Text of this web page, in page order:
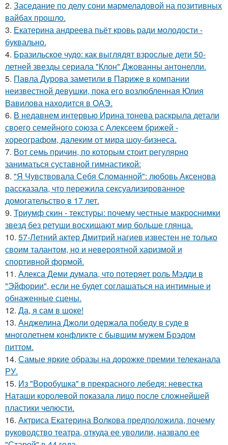
2. Заседание по делу сони мармеладовой на позитивных
вайбах прошло.
3. Екатерина андреева пьёт кровь ради молодости -
буквально.
4. Бразильское чудо: как выглядят взрослые дети 50-
летней звезды сериала "Клон" Джованны антонелли.
5. Павла Дурова заметили в Париже в компании
неизвестной девушки, пока его возлюбленная Юлия
Вавилова находится в ОАЭ.
6. В недавнем интервью Ирина тонева раскрыла детали
своего семейного союза с Алексеем брижей -
хореографом, далеким от мира шоу-бизнеса.
7. Вот семь причин, по которым стоит регулярно
заниматься суставной гимнастикой:
8. "Я Чувствовала Себя Сломанной": любовь Аксенова
рассказала, что пережила сексуализированное
домогательство в 17 лет.
9. Триумф скин - текстуры: почему честные макроснимки
звезд без ретуши восхищают мир больше глянца.
10. 57-Летний актер Дмитрий нагиев известен не только
своим талантом, но и невероятной харизмой и
спортивной формой.
11. Алекса Деми думала, что потеряет роль Мэдди в
"Эйфории", если не будет соглашаться на интимные и
обнаженные сцены.
12. Да, я сам в шоке!
13. Анджелина Джоли одержала победу в суде в
многолетнем конфликте с бывшим мужем Брэдом
питтом.
14. Самые яркие образы на дорожке премии телеканала
РУ.
15. Из "Воробушка" в прекрасного лебедя: невестка
Наташи королевой показала лицо после сложнейшей
пластики челюсти.
16. Актриса Екатерина Волкова предположила, почему
руководство театра, откуда ее уволили, назвало ее